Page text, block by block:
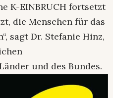
K-EINBRUCH fortsetzt
die Menschen für das
sagt Dr. Stefanie Hinz,
und des Bundes.